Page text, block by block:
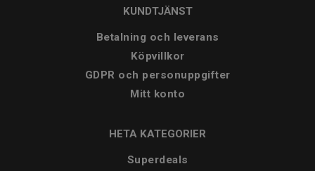
KUNDTJÄNST
Betalning och leverans
Köpvillkor
GDPR och personuppgifter
Mitt konto
HETA KATEGORIER
Superdeals